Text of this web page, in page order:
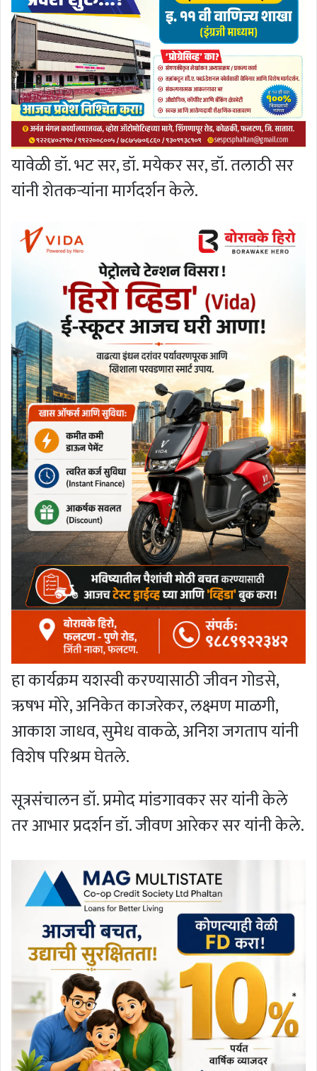
यावेळी डॉ. भट सर, डॉ. मयेकर सर, डॉ. तलाठी सर
यांनी शेतकर्‍यांना मार्गदर्शन केले.
हा कार्यक्रम यशस्वी करण्यासाठी जीवन गोडसे,
ऋषभ मोरे, अनिकेत काजरेकर, लक्ष्मण माळगी,
आकाश जाधव, सुमेध वाकळे, अनिश जगताप यांनी
विशेष परिश्रम घेतले.
सूत्रसंचालन डॉ. प्रमोद मांडगावकर सर यांनी केले
तर आभार प्रदर्शन डॉ. जीवण आरेकर सर यांनी केले.